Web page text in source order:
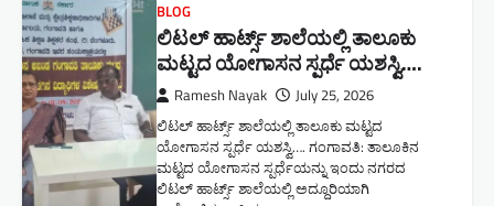
BLOG
ಲಿಟಲ್ ಹಾರ್ಟ್ಸ್ ಶಾಲೆಯಲ್ಲಿ ತಾಲೂಕು
ಮಟ್ಟದ ಯೋಗಾಸನ ಸ್ಪರ್ಧೆ ಯಶಸ್ವಿ….
Ramesh Nayak July 25, 2026
ಲಿಟಲ್ ಹಾರ್ಟ್ಸ್ ಶಾಲೆಯಲ್ಲಿ ತಾಲೂಕು ಮಟ್ಟದ
ಯೋಗಾಸನ ಸ್ಪರ್ಧೆ ಯಶಸ್ವಿ…. ಗಂಗಾವತಿ: ತಾಲೂಕಿನ
ಮಟ್ಟದ ಯೋಗಾಸನ ಸ್ಪರ್ಧೆಯನ್ನು ಇಂದು ನಗರದ
ಲಿಟಲ್ ಹಾರ್ಟ್ಸ್ ಶಾಲೆಯಲ್ಲಿ ಅದ್ದೂರಿಯಾಗಿ